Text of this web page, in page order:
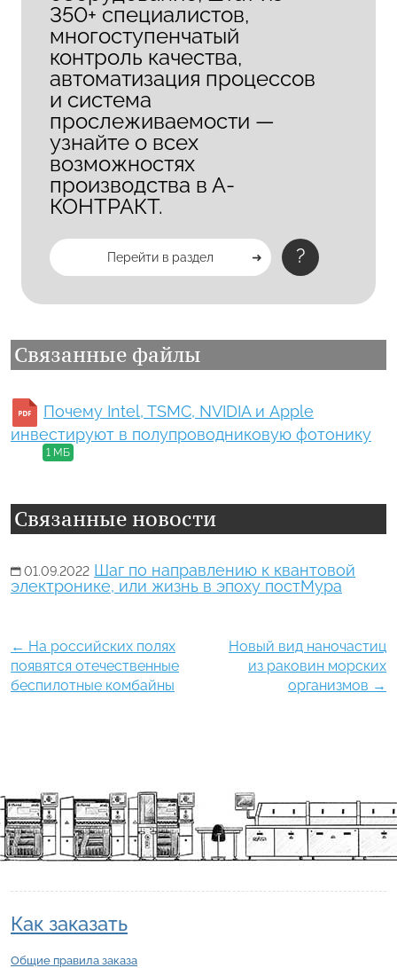
350+ специалистов,
многоступенчатый
контроль качества,
автоматизация процессов
и система
прослеживаемости —
узнайте о всех
возможностях
производства в А-
КОНТРАКТ.
Перейти в раздел ?
Связанные файлы
Почему Intel, TSMC, NVIDIA и Apple
инвестируют в полупроводниковую фотонику
1 МБ
Связанные новости
01.09.2022 Шаг по направлению к квантовой
электронике, или жизнь в эпоху постМура
← На российских полях
появятся отечественные
беспилотные комбайны
Новый вид наночастиц
из раковин морских
организмов →
Как заказать
Общие правила заказа